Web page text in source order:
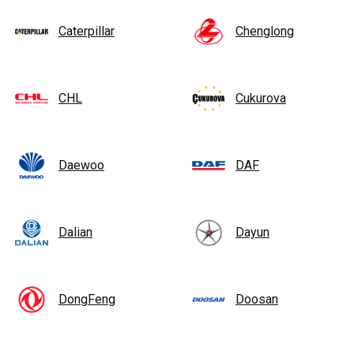
Caterpillar Chenglong
CHL Cukurova
Daewoo DAF
Dalian Dayun
DongFeng Doosan